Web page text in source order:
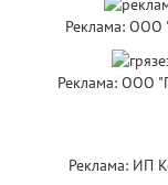
Реклама: ООО
Реклама: ООО
Реклама: ИП